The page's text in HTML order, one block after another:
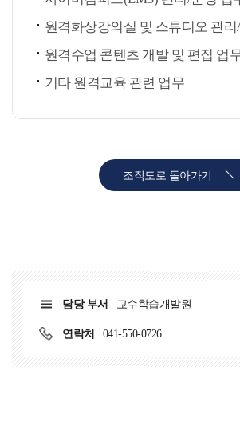
원격화상강의실 및 스튜디오 관
원격수업 콘텐츠 개발 및 편집 업
기타 원격교육 관련 업무
조직도로 돌아가기
담당 부서 교수학습개발원
연락처 041-550-0726